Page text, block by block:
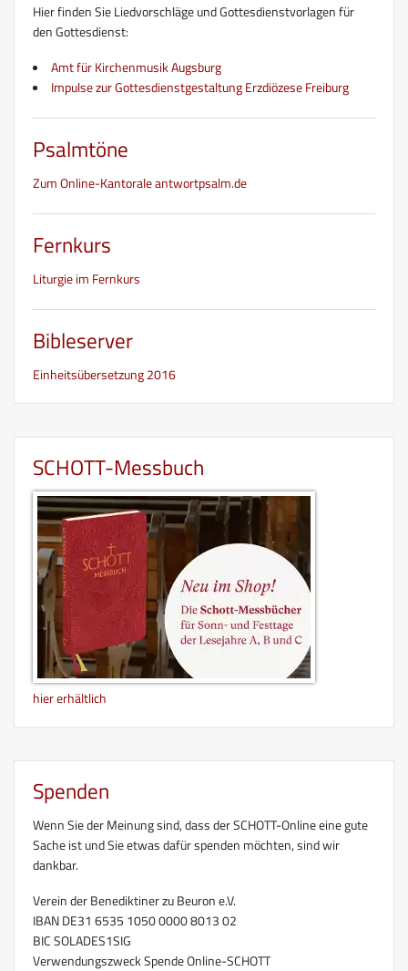
Hier finden Sie Liedvorschläge und Gottesdienstvorlagen für
den Gottesdienst:
Amt für Kirchenmusik Augsburg
Impulse zur Gottesdienstgestaltung Erzdiözese Freiburg
Psalmtöne
Zum Online-Kantorale antwortpsalm.de
Fernkurs
Liturgie im Fernkurs
Bibleserver
Einheitsübersetzung 2016
SCHOTT-Messbuch
hier erhältlich
Spenden
Wenn Sie der Meinung sind, dass der SCHOTT-Online eine gute
Sache ist und Sie etwas dafür spenden möchten, sind wir
dankbar.
Verein der Benediktiner zu Beuron e.V.
IBAN DE31 6535 1050 0000 8013 02
BIC SOLADES1SIG
Verwendungszweck Spende Online-SCHOTT